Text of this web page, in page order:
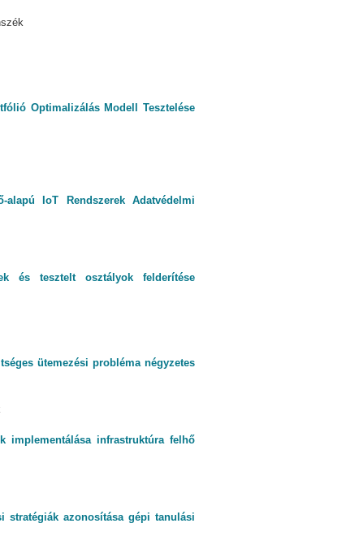
Optimalizálás Modell Tesztelése
alapú IoT Rendszerek Adatvédelmi
és tesztelt osztályok felderítése
ütemezési probléma négyzetes
implementálása infrastruktúra felhő
stratégiák azonosítása gépi tanulási